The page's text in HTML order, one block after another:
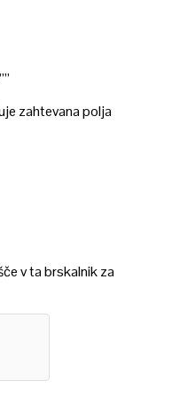
zahtevana polja
v ta brskalnik za